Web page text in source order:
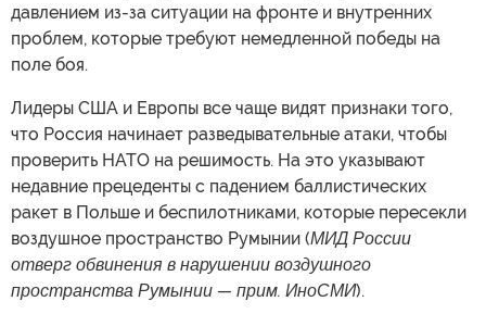
давлением из-за ситуации на фронте и внутренних
проблем, которые требуют немедленной победы на
поле боя.
Лидеры США и Европы все чаще видят признаки того,
что Россия начинает разведывательные атаки, чтобы
проверить НАТО на решимость. На это указывают
недавние прецеденты с падением баллистических
ракет в Польше и беспилотниками, которые пересекли
воздушное пространство Румынии (МИД России
отверг обвинения в нарушении воздушного
пространства Румынии — прим. ИноСМИ).